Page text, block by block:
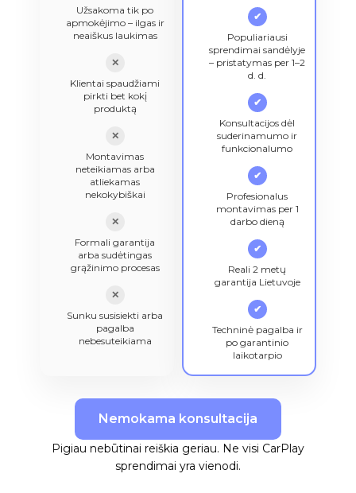
Užsakoma tik po
apmokėjimo – ilgas ir
neaiškus laukimas
✕
Klientai spaudžiami
pirkti bet kokį
produktą
✕
Montavimas
neteikiamas arba
atliekamas
nekokybiškai
✕
Formali garantija
arba sudėtingas
grąžinimo procesas
✕
Sunku susisiekti arba
pagalba
nebesuteikiama
✔
Populiariausi
sprendimai sandėlyje
– pristatymas per 1–2
d. d.
✔
Konsultacijos dėl
suderinamumo ir
funkcionalumo
✔
Profesionalus
montavimas per 1
darbo dieną
✔
Reali 2 metų
garantija Lietuvoje
✔
Techninė pagalba ir
po garantinio
laikotarpio
Nemokama konsultacija
Pigiau nebūtinai reiškia geriau. Ne visi CarPlay
sprendimai yra vienodi.